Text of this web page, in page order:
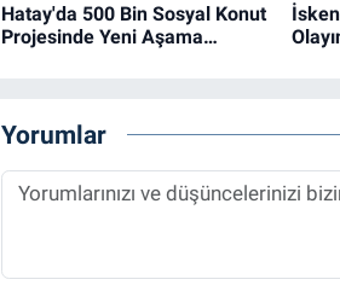
Hatay'da 500 Bin Sosyal Konut
Projesinde Yeni Aşama…
Yorumlar